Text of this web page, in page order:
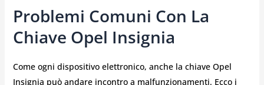
Problemi Comuni Con La
Chiave Opel Insignia
Come ogni dispositivo elettronico, anche la chiave Opel
Insignia può andare incontro a malfunzionamenti. Ecco i